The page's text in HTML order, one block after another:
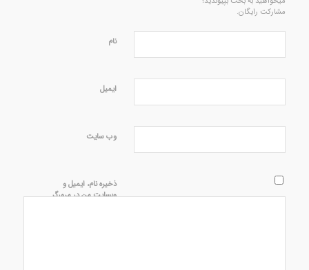
مشارکت رایگان.
نام
ایمیل
وب‌ سایت
ذخیره نام، ایمیل و
وبسایت من در مرورگر